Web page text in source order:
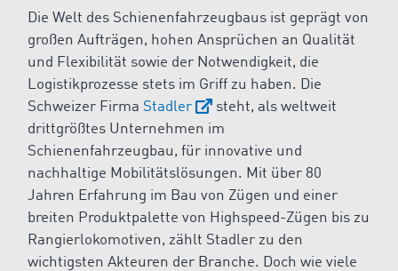
Die Welt des Schienenfahrzeugbaus ist geprägt von
großen Aufträgen, hohen Ansprüchen an Qualität
und Flexibilität sowie der Notwendigkeit, die
Logistikprozesse stets im Griff zu haben. Die
Schweizer Firma Stadler
steht, als weltweit
drittgrößtes Unternehmen im
Schienenfahrzeugbau, für innovative und
nachhaltige Mobilitätslösungen. Mit über 80
Jahren Erfahrung im Bau von Zügen und einer
breiten Produktpalette von Highspeed-Zügen bis zu
Rangierlokomotiven, zählt Stadler zu den
wichtigsten Akteuren der Branche. Doch wie viele